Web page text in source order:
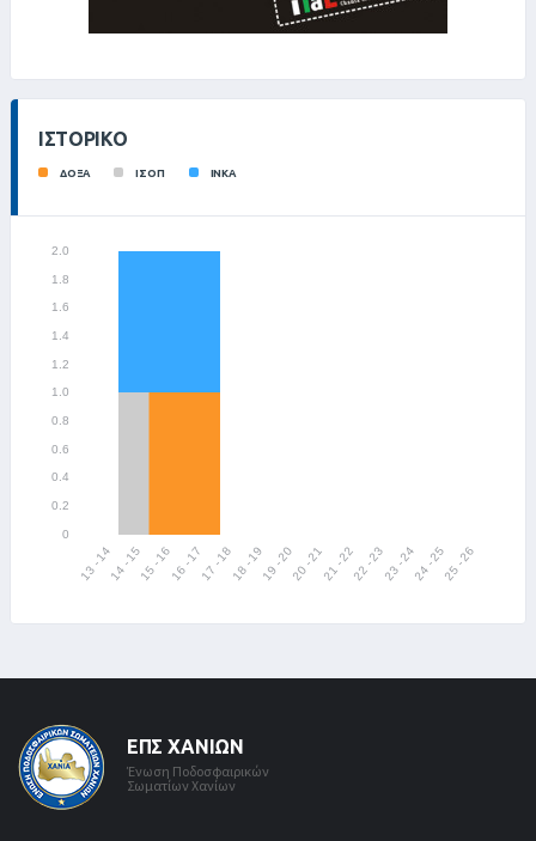
ΙΣΤΟΡΙΚΌ
ΔΟΞΑ ΙΣΟΠ ΙΝΚΑ
ΕΠΣ ΧΑΝΊΩΝ
Ένωση Ποδοσφαιρικών
Σωματίων Χανίων